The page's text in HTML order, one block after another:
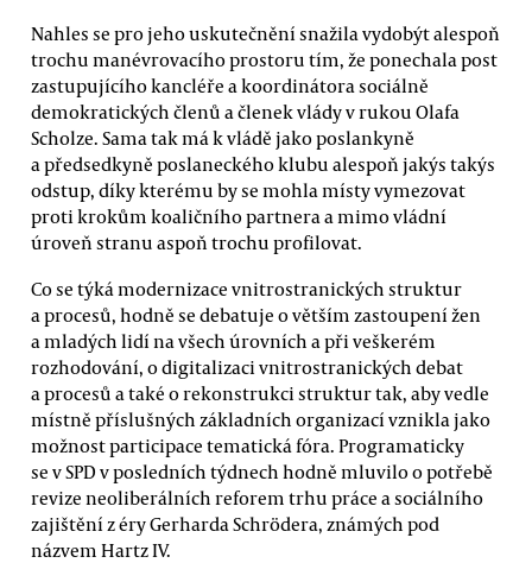
Nahles se pro jeho uskutečnění snažila vydobýt alespoň
trochu manévrovacího prostoru tím, že ponechala post
zastupujícího kancléře a koordinátora sociálně
demokratických členů a členek vlády v rukou Olafa
Scholze. Sama tak má k vládě jako poslankyně
a předsedkyně poslaneckého klubu alespoň jakýs takýs
odstup, díky kterému by se mohla místy vymezovat
proti krokům koaličního partnera a mimo vládní
úroveň stranu aspoň trochu profilovat.
Co se týká modernizace vnitrostranických struktur
a procesů, hodně se debatuje o větším zastoupení žen
a mladých lidí na všech úrovních a při veškerém
rozhodování, o digitalizaci vnitrostranických debat
a procesů a také o rekonstrukci struktur tak, aby vedle
místně příslušných základních organizací vznikla jako
možnost participace tematická fóra. Programaticky
se v SPD v posledních týdnech hodně mluvilo o potřebě
revize neoliberálních reforem trhu práce a sociálního
zajištění z éry Gerharda Schrödera, známých pod
názvem Hartz IV.